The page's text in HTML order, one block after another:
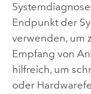
Endpunkt der
verwenden, um
Empfang von
hilfreich, um
oder